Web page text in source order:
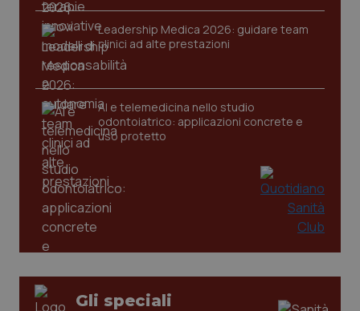
Leadership Medica 2026: guidare team
clinici ad alte prestazioni
AI e telemedicina nello studio
odontoiatrico: applicazioni concrete e
uso protetto
Gli speciali
tracking-enable
tracking-sites-ironfish-
session-id
www.quotidianosanita.it
Google LLC
.quotidianosanita.it